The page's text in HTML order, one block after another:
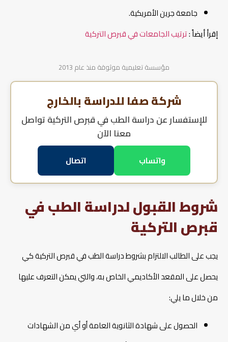
جامعة جرين الأمريكية.
إقرأ أيضاً :ترتيب الجامعات في قبرص التركية
مؤسسة تعليمية موثوقة منذ عام 2013
شركة صفا للدراسة بالخارج
للإستفسار عندراسة الطب في قبرص التركية تواصل
معنا الآن
واتساب اتصال
شروط القبول لدراسة الطب في
قبرص التركية
يجب على الطالب الالتزام بشروط دراسة الطب في قبرص التركية كي
يحصل على المقعد الأكاديمي الخاص به، والتي يمكن التعرف عليها
من خلال ما يلي:
الحصول على شهادة الثانوية العامة أو أي من الشهادات